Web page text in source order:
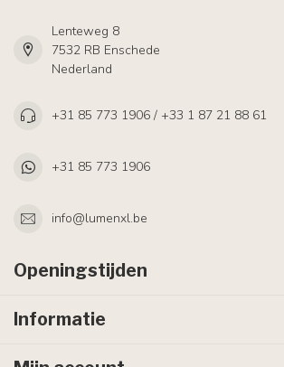
Lenteweg 8
7532 RB Enschede
Nederland
+31 85 773 1906 / +33 1 87 21 88 61
+31 85 773 1906
info@lumenxl.be
Openingstijden
Informatie